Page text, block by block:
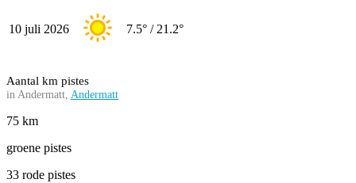
10 juli 2026 7.5° / 21.2°
Aantal km pistes
in Andermatt, Andermatt
75 km
groene pistes
33 rode pistes